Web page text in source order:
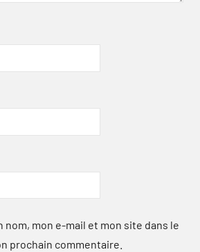
nom, mon e-mail et mon site dans le
prochain commentaire.